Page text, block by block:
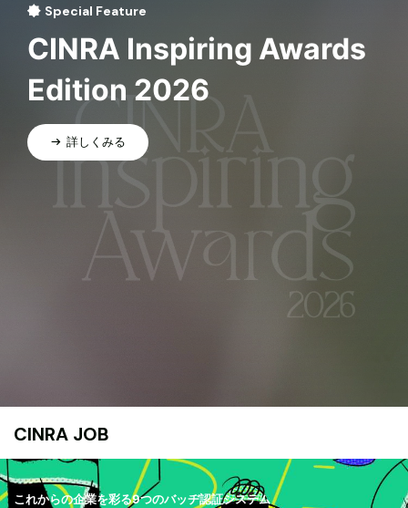
Special Feature
CINRA Inspiring Awards
Edition 2026
詳しくみる
CINRA JOB
これからの企業を彩る9つのバッヂ認証システム